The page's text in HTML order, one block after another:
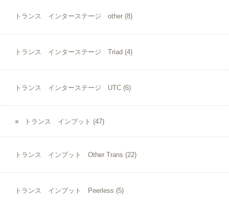
トランス インターステージ other (8)
トランス インターステージ Triad (4)
トランス インターステージ UTC (6)
トランス インプット (47)
トランス インプット Other Trans (22)
トランス インプット Peerless (5)